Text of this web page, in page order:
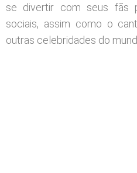
se divertir com seus fãs
sociais, assim como o
outras celebridades do